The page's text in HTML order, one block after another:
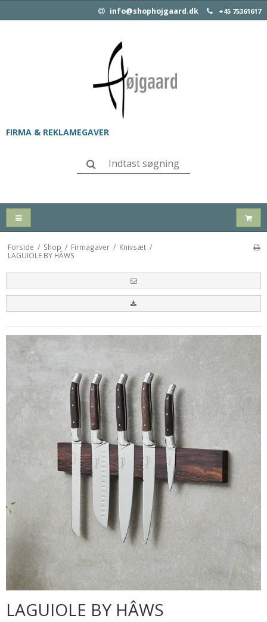
info@shophojgaard.dk +45 75361617
FIRMA & REKLAMEGAVER
Forside / Shop / Firmagaver / Knivsæt /
LAGUIOLE BY HÂWS
LAGUIOLE BY HÂWS